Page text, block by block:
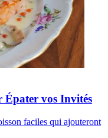
Épater vos Invités
faciles qui ajouteront